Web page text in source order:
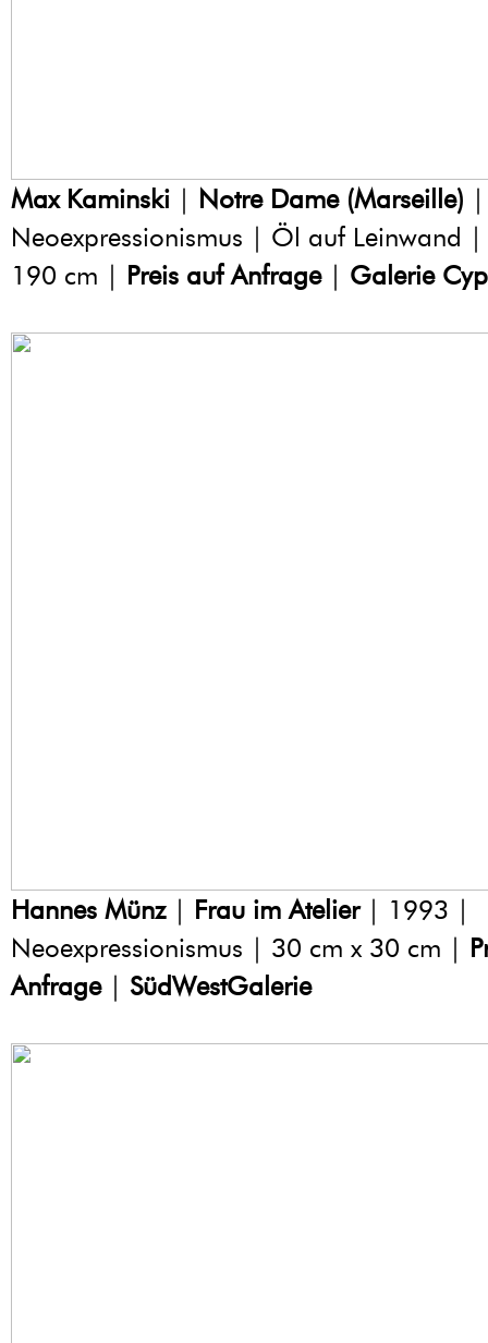
Max Kaminski | Notre Dame (Marseille)
Neoexpressionismus | Öl auf Leinwand
190 cm | Preis auf Anfrage| Galerie
Hannes Münz| Frau im Atelier| 1993 |
Neoexpressionismus | 30 cm x 30 cm |
Anfrage| SüdWestGalerie